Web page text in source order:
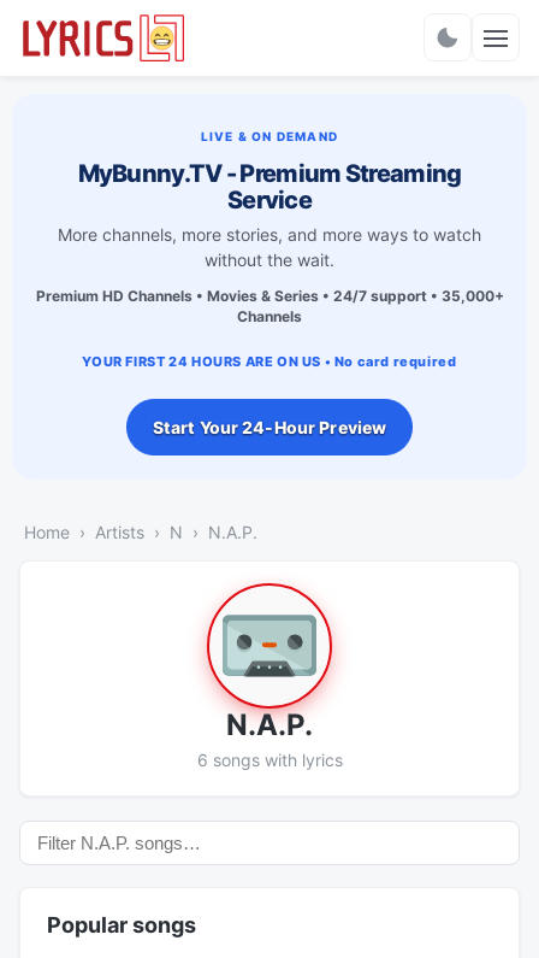
LIVE & ON DEMAND
MyBunny.TV - Premium Streaming
Service
More channels, more stories, and more ways to watch
without the wait.
Premium HD Channels • Movies & Series • 24/7 support • 35,000+
Channels
YOUR FIRST 24 HOURS ARE ON US • No card required
Start Your 24-Hour Preview
Home Artists N N.A.P.
N.A.P.
6 songs with lyrics
Popular songs